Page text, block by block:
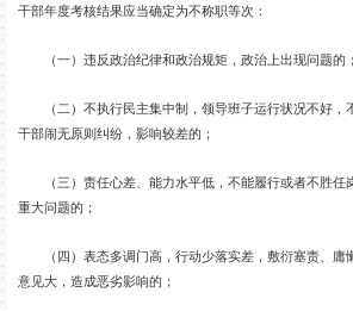
干部年度考核结果应当确定为不称职等次：
（一）违反政治纪律和政治规矩，政治上出现问题的；
（二）不执行民主集中制，领导班子运行状况不好，
干部闹无原则纠纷，影响较差的；
（三）责任心差、能力水平低，不能履行或者不胜任
重大问题的；
（四）表态多调门高，行动少落实差，敷衍塞责、庸
意见大，造成恶劣影响的；